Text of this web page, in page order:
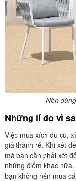
Nên
Những lí do vì
Việc mua xích đu cũ,
giá thành rẻ. Khi xét
mà bạn cần phải xét
những điểm khác
bạn không nên mua